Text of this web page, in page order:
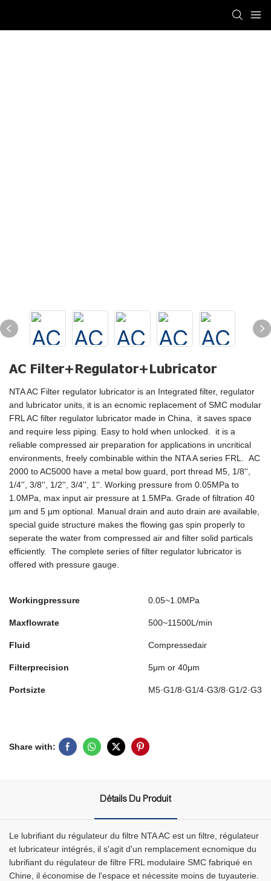
AC Filter+Regulator+Lubricator
NTA AC Filter regulator lubricator is an Integrated filter, regulator
and lubricator units, it is an ecnomic replacement of SMC modular
FRL AC filter regulator lubricator made in China, it saves space
and require less piping. Easy to hold when unlocked. it is a
reliable compressed air preparation for applications in uncritical
environments, freely combinable within the NTA A series FRL. AC
2000 to AC5000 have a metal bow guard, port thread M5, 1/8'',
1/4'', 3/8'', 1/2'', 3/4'', 1''. Working pressure from 0.05MPa to
1.0MPa, max input air pressure at 1.5MPa. Grade of filtration 40
µm and 5 µm optional. Manual drain and auto drain are available,
special guide structure makes the flowing gas spin properly to
seperate the water from compressed air and filter solid particals
efficiently. The complete series of filter regulator lubricator is
offered with pressure gauge.
Workingpressure 0.05~1.0MPa
Maxflowrate 500~11500L/min
Fluid Compressedair
Filterprecision 5μm or 40μm
Portsizte M5·G1/8·G1/4·G3/8·G1/2·G3/
Share with:
Détails Du Produit
Le lubrifiant du régulateur du filtre NTA AC est un filtre, régulateur
et lubricateur intégrés, il s'agit d'un remplacement ecnomique du
lubrifiant du régulateur de filtre FRL modulaire SMC fabriqué en
Chine, il économise de l'espace et nécessite moins de tuyauterie.